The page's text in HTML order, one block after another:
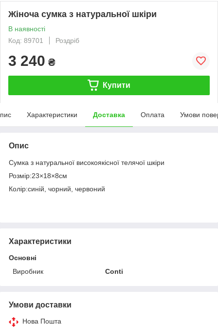
Жіноча сумка з натуральної шкіри
В наявності
Код: 89701
Роздріб
3 240 ₴
Купити
Характеристики Доставка Оплата Умови
Опис
Сумка з натуральної високоякісної телячої шкіри
Розмір:23×18×8см
Колір:синій, чорний, червоний
Характеристики
Основні
Виробник
Conti
Умови доставки
Нова Пошта